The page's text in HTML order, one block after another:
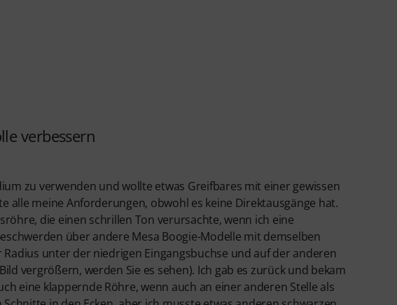
verbessern
zu verwenden und wollte etwas Greifbares mit einer gewissen
alle meine Anforderungen, obwohl es keine Direktausgänge hat.
die einen schrillen Ton verursachte, wenn ich eine
über andere Mesa Boogie-Modelle mit demselben
unter der niedrigen Eingangsbuchse und auf der anderen
vergrößern, werden Sie es sehen). Ich gab es zurück und bekam
eine klappernde Röhre, wenn auch an einer anderen Stelle als